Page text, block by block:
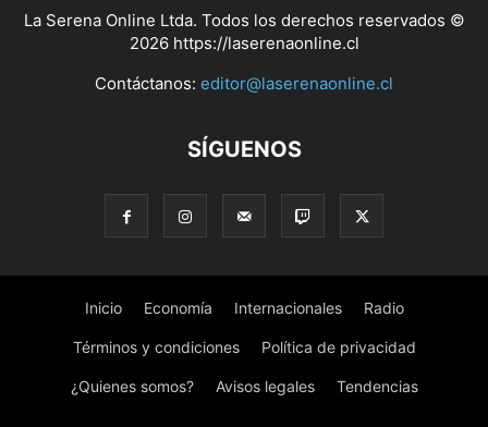
La Serena Online Ltda. Todos los derechos reservados ©
2026 https://laserenaonline.cl
Contáctanos: editor@laserenaonline.cl
SÍGUENOS
Inicio Economía Internacionales Radio
Términos y condiciones Política de privacidad
¿Quienes somos? Avisos legales Tendencias